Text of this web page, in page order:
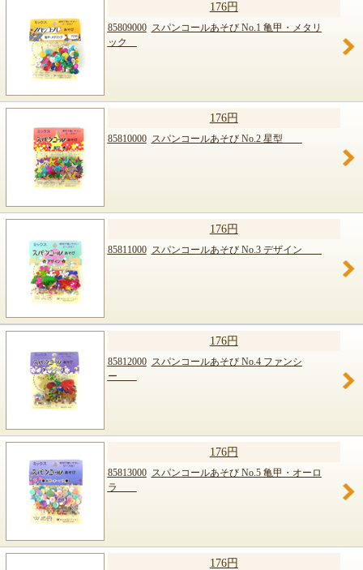
176円
85809000 スパンコールあそび No.1 亀甲・メタリ
ック
176円
85810000 スパンコールあそび No.2 星型
176円
85811000 スパンコールあそび No.3 デザイン
176円
85812000 スパンコールあそび No.4 ファンシ
ー
176円
85813000 スパンコールあそび No.5 亀甲・オーロ
ラ
176円